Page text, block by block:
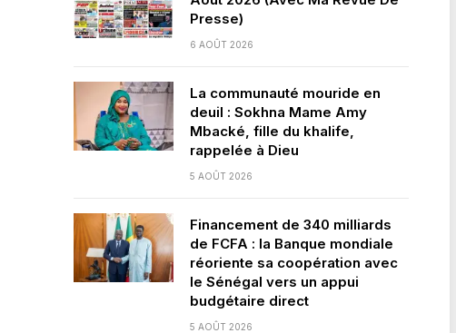
Presse)
6 AOÛT 2026
La communauté mouride en
deuil : Sokhna Mame Amy
Mbacké, fille du khalife,
rappelée à Dieu
5 AOÛT 2026
Financement de 340 milliards
de FCFA : la Banque mondiale
réoriente sa coopération avec
le Sénégal vers un appui
budgétaire direct
5 AOÛT 2026